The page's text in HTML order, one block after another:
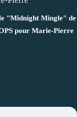
"Midnight Mingle" de
pour Marie-Pierre